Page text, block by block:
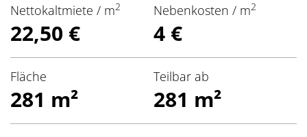
Nettokaltmiete / m2
22,50 €
Nebenkosten / m2
4 €
Fläche
281 m²
Teilbar ab
281 m²